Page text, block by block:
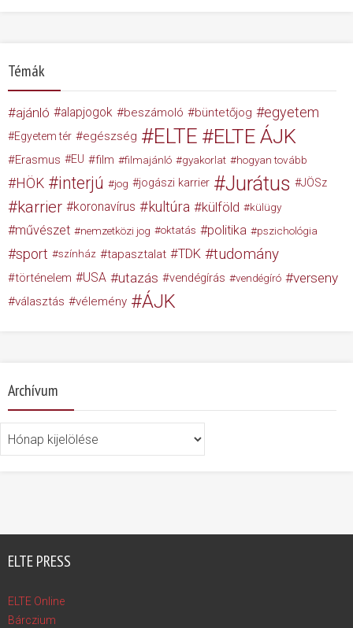
Témák
ajánló alapjogok beszámoló büntetőjog egyetem
Egyetem tér egészség ELTE ELTE ÁJK
Erasmus EU film filmajánló gyakorlat hogyan tovább
HÖK interjú jog jogászi karrier Jurátus JÖSz
karrier koronavírus kultúra külföld külügy
művészet nemzetközi jog oktatás politika pszichológia
sport színház tapasztalat TDK tudomány
történelem USA utazás vendégírás vendégíró verseny
választás vélemény ÁJK
Archívum
Archívum
ELTE PRESS
ELTE Online
Bárczium